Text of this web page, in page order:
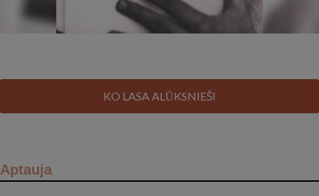
KO LASA ALŪKSNIEŠI
Aptauja